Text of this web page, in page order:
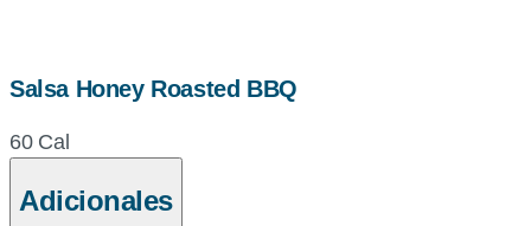
Salsa Honey Roasted BBQ
60 Cal
Adicionales